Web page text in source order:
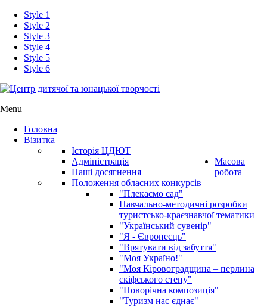
Style 1
Style 2
Style 3
Style 4
Style 5
Style 6
Menu
Головна
Візитка
Історія ЦДЮТ
Адміністрація
Наші досягнення
Масова
робота
Положення обласних конкурсів
"Плекаємо сад"
Навчально-методичні розробки
туристсько-краєзнавчої тематики
"Український сувенір"
"Я - Європеєць"
"Врятувати від забуття"
"Моя Україно!"
"Моя Кіровоградщина – перлина
скіфського степу"
"Новорічна композиція"
"Туризм нас єднає"